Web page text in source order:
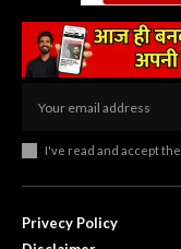
I've read and accept the
Privecy Policy